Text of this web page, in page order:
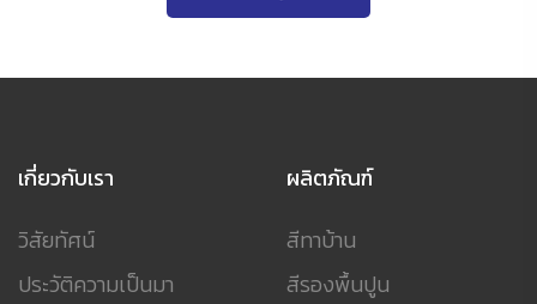
เกี่ยวกับเรา
วิสัยทัศน์
ประวัติความเป็นมา
ผลิตภัณฑ์
สีทาบ้าน
สีรองพื้นปูน